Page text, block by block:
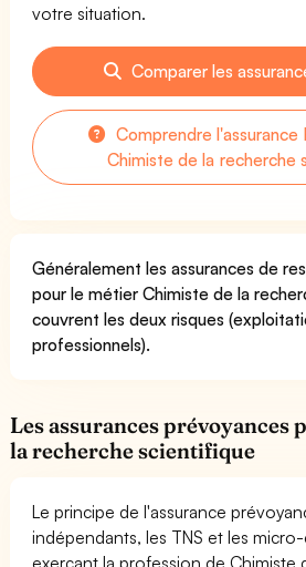
votre situation.
Comparer les
Comprendre l'assurance
Chimiste de la recherche
Généralement les assurances de
pour le métier Chimiste de la
couvrent les deux risques
professionnels).
Les assurances prévoyances
la recherche scientifique
Le principe de l'assurance
indépendants, les TNS et les
exerçant la profession de Chimiste